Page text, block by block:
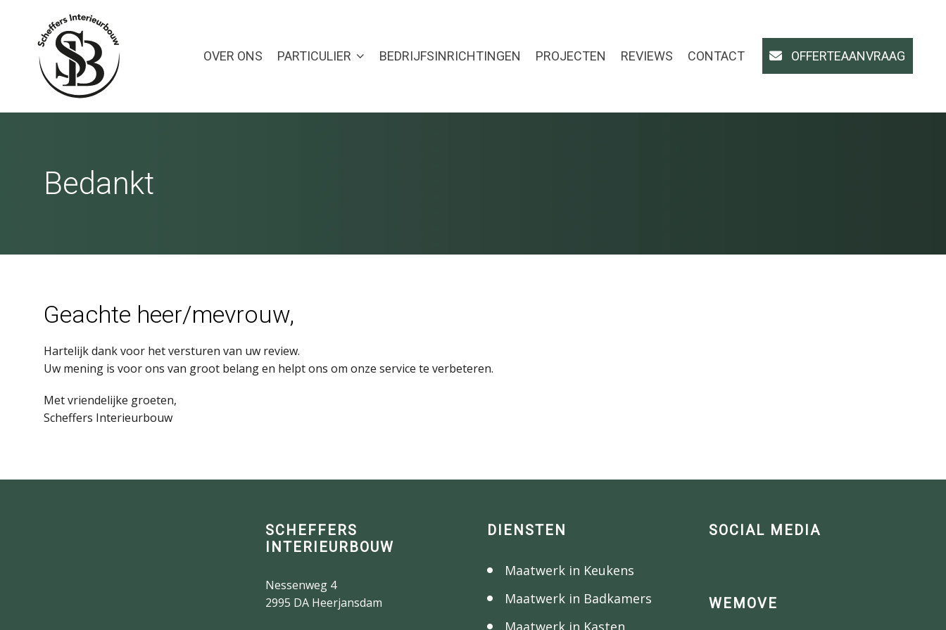
OVER ONS PARTICULIER BEDRIJFSINRICHTINGEN PROJECTEN REVIEWS CONTACT OFFERTEAANVRAAG
Bedankt
Geachte heer/mevrouw,
Hartelijk dank voor het versturen van uw review.
Uw mening is voor ons van groot belang en helpt ons om onze service te verbeteren.
Met vriendelijke groeten,
Scheffers Interieurbouw
SCHEFFERS
INTERIEURBOUW
Nessenweg 4
2995 DA Heerjansdam
DIENSTEN
Maatwerk in Keukens
Maatwerk in Badkamers
Maatwerk in Kasten
SOCIAL MEDIA
WEMOVE